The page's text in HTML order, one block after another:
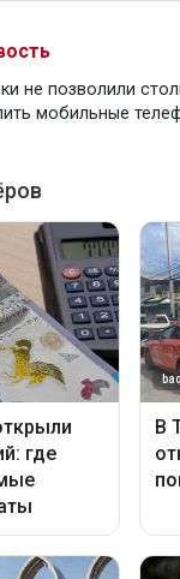
не позволили
мобильные